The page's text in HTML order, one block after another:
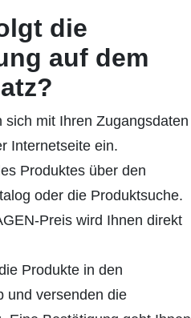
die
auf dem
sich mit Ihren Zugangsdaten
Internetseite ein.
Produktes über den
oder die Produktsuche.
Preis wird Ihnen direkt
Produkte in den
und versenden die